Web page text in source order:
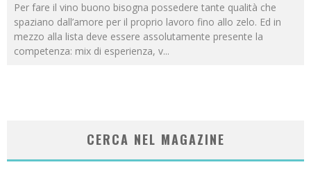
Per fare il vino buono bisogna possedere tante qualità che
spaziano dall’amore per il proprio lavoro fino allo zelo. Ed in
mezzo alla lista deve essere assolutamente presente la
competenza: mix di esperienza, v...
CERCA NEL MAGAZINE